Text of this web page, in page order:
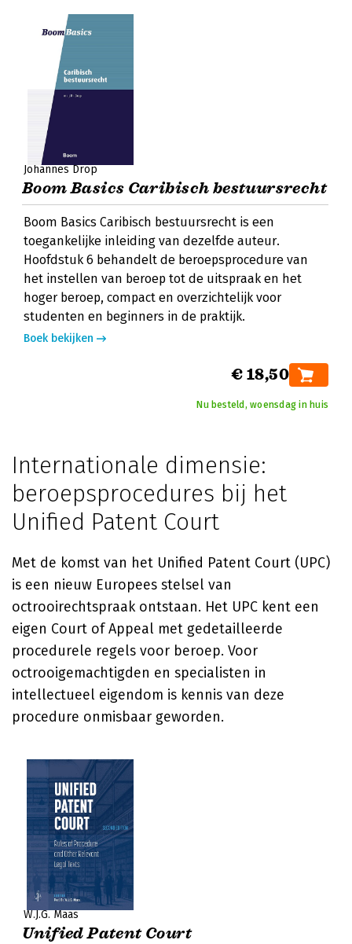
Johannes Drop
Boom Basics Caribisch bestuursrecht
Boom Basics Caribisch bestuursrecht is een
toegankelijke inleiding van dezelfde auteur.
Hoofdstuk 6 behandelt de beroepsprocedure van
het instellen van beroep tot de uitspraak en het
hoger beroep, compact en overzichtelijk voor
studenten en beginners in de praktijk.
Boek bekijken
€ 18,50
Nu besteld, woensdag in huis
Internationale dimensie:
beroepsprocedures bij het
Unified Patent Court
Met de komst van het Unified Patent Court (UPC)
is een nieuw Europees stelsel van
octrooirechtspraak ontstaan. Het UPC kent een
eigen Court of Appeal met gedetailleerde
procedurele regels voor beroep. Voor
octrooigemachtigden en specialisten in
intellectueel eigendom is kennis van deze
procedure onmisbaar geworden.
W.J.G. Maas
Unified Patent Court